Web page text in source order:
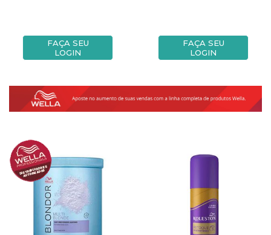
FAÇA SEU
LOGIN
FAÇA SEU
LOGIN